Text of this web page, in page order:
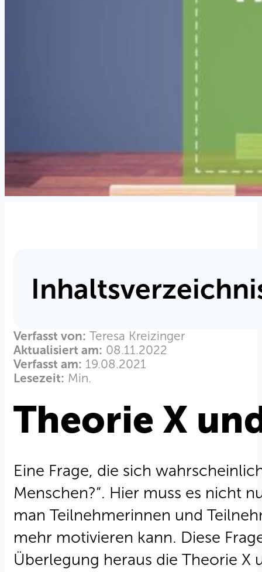
Verfasst von: Teresa Kreizinger
Aktualisiert am: 08.11.2022
Verfasst am: 19.08.2021
Lesezeit: Min.
Theorie X
Eine Frage, die sich
Menschen?“. Hier muss es nicht
man Teilnehmerinnen und
mehr motivieren kann. Diese
Überlegung heraus die Theorie X